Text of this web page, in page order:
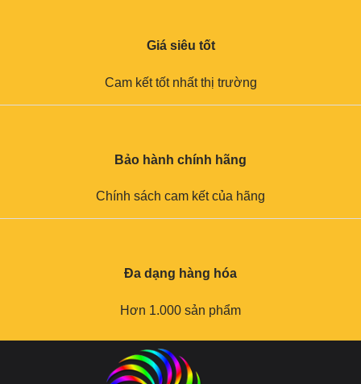
Giá siêu tốt
Cam kết tốt nhất thị trường
Bảo hành chính hãng
Chính sách cam kết của hãng
Đa dạng hàng hóa
Hơn 1.000 sản phẩm